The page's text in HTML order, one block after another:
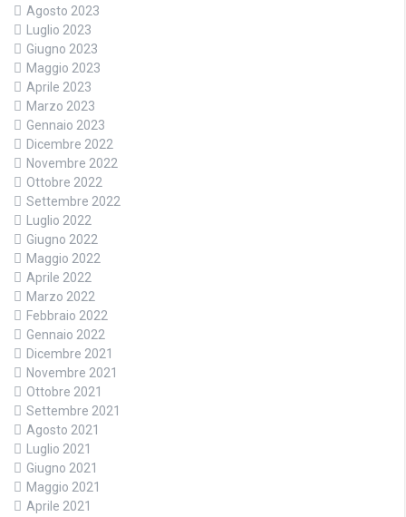
Agosto 2023
Luglio 2023
Giugno 2023
Maggio 2023
Aprile 2023
Marzo 2023
Gennaio 2023
Dicembre 2022
Novembre 2022
Ottobre 2022
Settembre 2022
Luglio 2022
Giugno 2022
Maggio 2022
Aprile 2022
Marzo 2022
Febbraio 2022
Gennaio 2022
Dicembre 2021
Novembre 2021
Ottobre 2021
Settembre 2021
Agosto 2021
Luglio 2021
Giugno 2021
Maggio 2021
Aprile 2021